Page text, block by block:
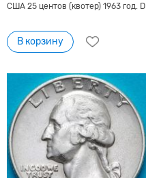
США 25 центов (квотер) 1963 год. D
В корзину